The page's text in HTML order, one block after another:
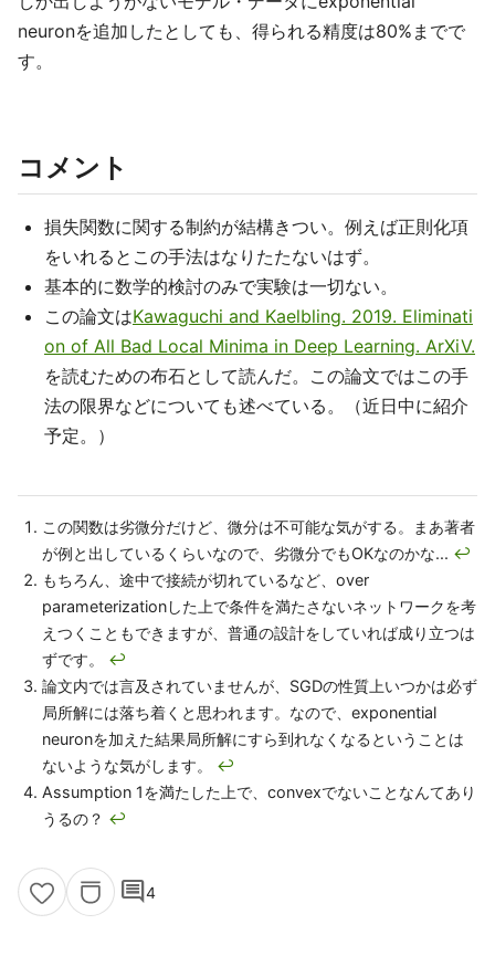
neuronを追加したとしても、得られる精度は80%までで
す。
コメント
損失関数に関する制約が結構きつい。例えば正則化項
をいれるとこの手法はなりたたないはず。
基本的に数学的検討のみで実験は一切ない。
この論文はKawaguchi and Kaelbling. 2019. Eliminati
on of All Bad Local Minima in Deep Learning. ArXiV.
を読むための布石として読んだ。この論文ではこの手
法の限界などについても述べている。（近日中に紹介
予定。）
この関数は劣微分だけど、微分は不可能な気がする。まあ著者
が例と出しているくらいなので、劣微分でもOKなのかな... ↩
もちろん、途中で接続が切れているなど、over
parameterizationした上で条件を満たさないネットワークを考
えつくこともできますが、普通の設計をしていれば成り立つは
ずです。 ↩
論文内では言及されていませんが、SGDの性質上いつかは必ず
局所解には落ち着くと思われます。なので、exponential
neuronを加えた結果局所解にすら到れなくなるということは
ないような気がします。 ↩
Assumption 1を満たした上で、convexでないことなんてあり
うるの？ ↩
comment4